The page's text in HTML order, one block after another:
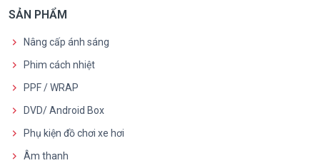
SẢN PHẨM
Nâng cấp ánh sáng
Phim cách nhiệt
PPF / WRAP
DVD/ Android Box
Phụ kiện đồ chơi xe hơi
Âm thanh